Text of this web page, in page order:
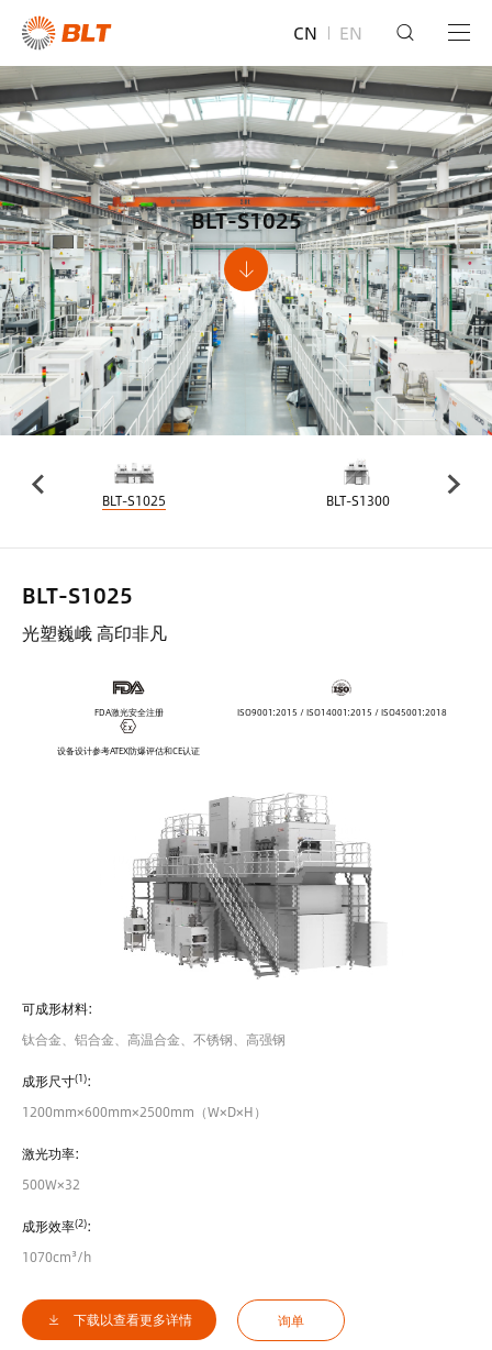
CN EN
BLT-S1025
BLT-S1025 BLT-S1300
BLT-S1025
光塑巍峨 高印非凡
FDA激光安全注册 ISO9001:2015 / ISO14001:2015 / ISO45001:2018
设备设计参考ATEX防爆评估和CE认证
可成形材料:
钛合金、铝合金、高温合金、不锈钢、高强钢
成形尺寸(1):
1200mm×600mm×2500mm（W×D×H）
激光功率:
500W×32
成形效率(2):
1070cm³/h
下载以查看更多详情 询单